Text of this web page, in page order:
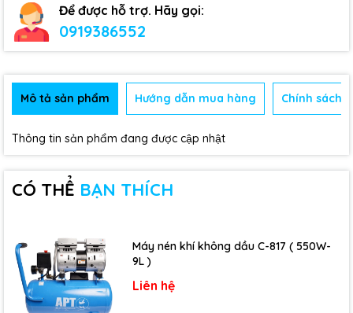
Để được hỗ trợ. Hãy gọi:
0919386552
Mô tả sản phẩm Hướng dẫn mua hàng Chính sách
Thông tin sản phẩm đang được cập nhật
CÓ THỂ BẠN THÍCH
Máy nén khí không dầu C-817 ( 550W-
9L )
Liên hệ